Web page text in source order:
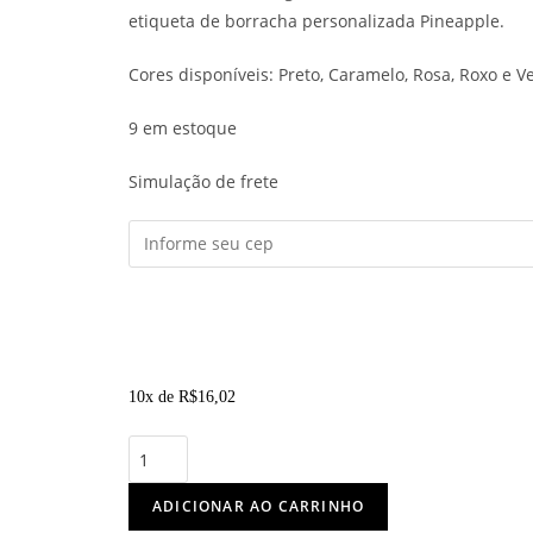
etiqueta de borracha personalizada Pineapple.
Cores disponíveis: Preto, Caramelo, Rosa, Roxo e
9 em estoque
Simulação de frete
10x de R$16,02
ADICIONAR AO CARRINHO